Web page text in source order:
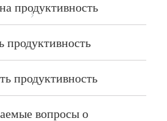
Блог Продуктивность
продуктивность
продуктивность
продуктивность
вопросы о